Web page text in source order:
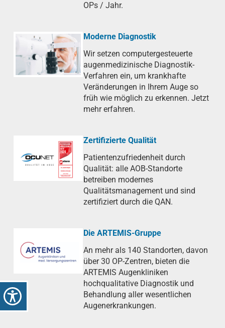
OPs / Jahr.
Moderne Diagnostik
Wir setzen computergesteuerte
augenmedizinische Diagnostik-
Verfahren ein, um krankhafte
Veränderungen in Ihrem Auge so
früh wie möglich zu erkennen. Jetzt
mehr erfahren.
Zertifizierte Qualität
Patientenzufriedenheit durch
Qualität: alle AOB-Standorte
betreiben modernes
Qualitätsmanagement und sind
zertifiziert durch die QAN.
Die ARTEMIS-Gruppe
An mehr als 140 Standorten, davon
über 30 OP-Zentren, bieten die
ARTEMIS Augenkliniken
hochqualitative Diagnostik und
Behandlung aller wesentlichen
Augenerkrankungen.